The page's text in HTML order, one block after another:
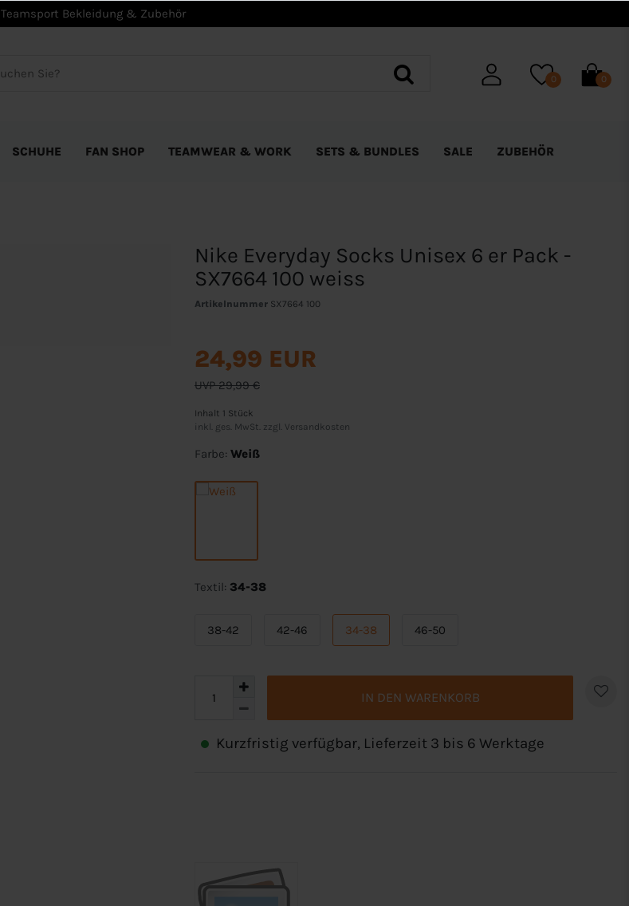
Teamsport Bekleidung & Zubehör
0 0
SCHUHE FAN SHOP TEAMWEAR & WORK SETS & BUNDLES SALE ZUBEHÖR
Nike Everyday Socks Unisex 6 er Pack -
SX7664 100 weiss
Artikelnummer SX7664 100
UVP 29,99 €
24,99 EUR
Inhalt 1 Stück
inkl. ges. MwSt. zzgl.
Versandkosten
Farbe: Weiß
Textil: 34-38
38-42 42-46 34-38 46-50
IN DEN WARENKORB
Kurzfristig verfügbar, Lieferzeit 3 bis 6 Werktage